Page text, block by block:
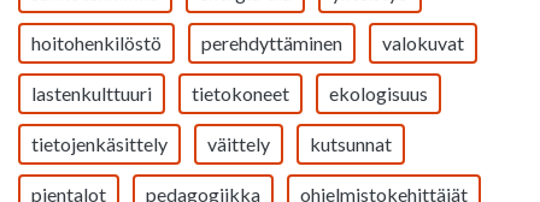
hoitohenkilöstö perehdyttäminen valokuvat
lastenkulttuuri tietokoneet ekologisuus
tietojenkäsittely väittely kutsunnat
pientalot pedagogiikka ohjelmistokehittäjät